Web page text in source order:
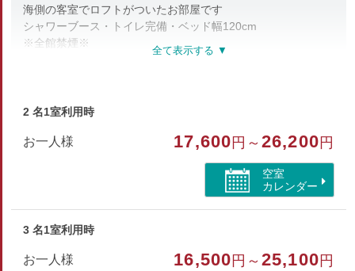
海側の客室でロフトがついたお部屋です
シャワーブース・トイレ完備・ベッド幅120cm
※全館禁煙※
テレビ・冷蔵庫・洗浄機能付トイレ
ボディソープ・ヒゲソリ・ブラシ・浴衣
2 名1室利用時
お一人様 17,600 円～26,200 円
空室
カレンダー
3 名1室利用時
お一人様 16,500 円～25,100 円